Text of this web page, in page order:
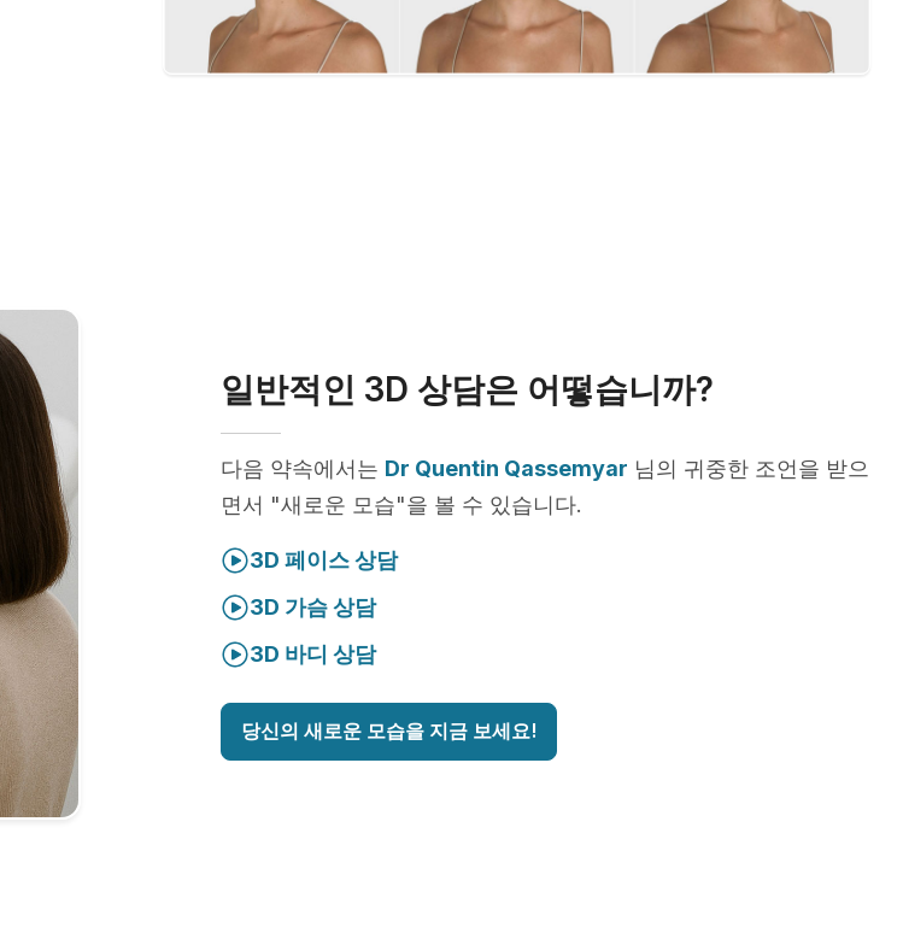
일반적인 3D 상담은 어떻습니까?
다음 약속에서는 Dr Quentin Qassemyar 님의 귀중한 조언을 받으
면서 "새로운 모습"을 볼 수 있습니다.
3D 페이스 상담
3D 가슴 상담
3D 바디 상담
당신의 새로운 모습을 지금 보세요!